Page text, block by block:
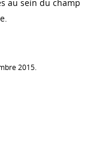
au sein du champ
2015.